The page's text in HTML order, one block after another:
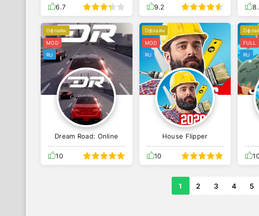
6.7 9.2
Офлайн
MOD
RU
Dream Road: Online
10
Офлайн
MOD
RU
House Flipper
10
FULL
RU
1 2 3 4 5